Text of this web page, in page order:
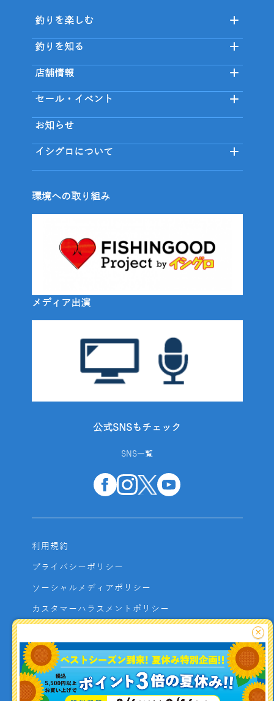
釣りを楽しむ
釣りを知る
店舗情報
セール・イベント
お知らせ
イシグロについて
環境への取り組み
メディア出演
公式SNSもチェック
SNS一覧
利用規約
プライバシーポリシー
ソーシャルメディアポリシー
カスタマーハラスメントポリシー
よくあるご質問
お問い合わせ
利用者資金の保全方法
×